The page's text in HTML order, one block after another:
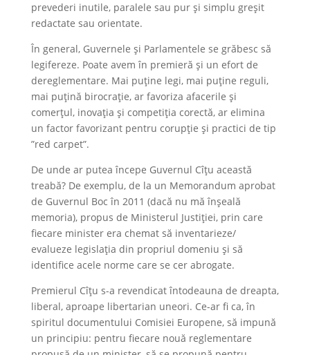
prevederi inutile, paralele sau pur și simplu greșit
redactate sau orientate.
În general, Guvernele și Parlamentele se grăbesc să
legifereze. Poate avem în premieră și un efort de
dereglementare. Mai puține legi, mai puține reguli,
mai puțină birocrație, ar favoriza afacerile și
comerțul, inovația și competiția corectă, ar elimina
un factor favorizant pentru corupție și practici de tip
”red carpet”.
De unde ar putea începe Guvernul Cîțu această
treabă? De exemplu, de la un Memorandum aprobat
de Guvernul Boc în 2011 (dacă nu mă înșeală
memoria), propus de Ministerul Justiției, prin care
fiecare minister era chemat să inventarieze/
evalueze legislația din propriul domeniu și să
identifice acele norme care se cer abrogate.
Premierul Cîțu s-a revendicat întodeauna de dreapta,
liberal, aproape libertarian uneori. Ce-ar fi ca, în
spiritul documentului Comisiei Europene, să impună
un principiu: pentru fiecare nouă reglementare